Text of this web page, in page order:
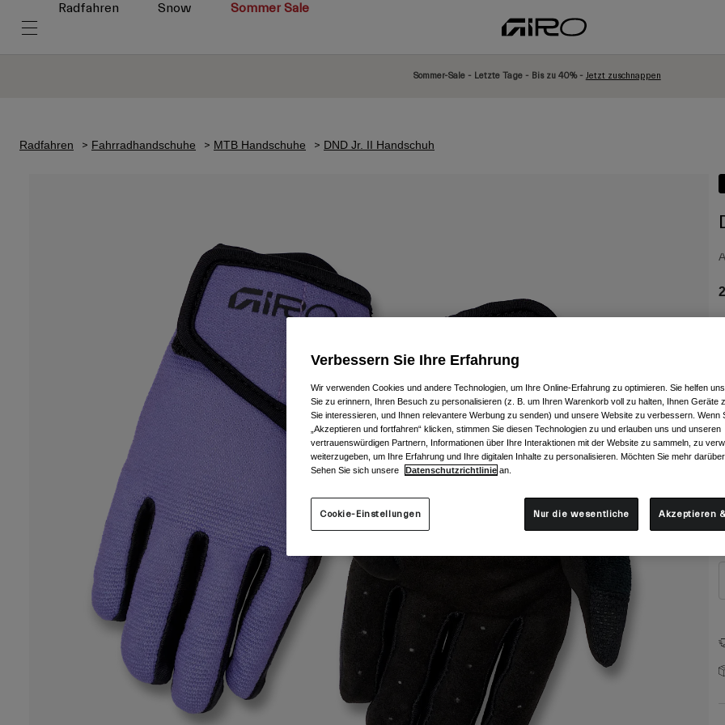
Radfahren Snow Sommer Sale
Sommer-Sale - Letzte Tage - Bis zu 40% - Jetzt zuschnappen
Radfahren Fahrradhandschuhe MTB Handschuhe DND Jr. II Handschuh
Verbessern Sie Ihre Erfahrung
Wir verwenden Cookies und andere Technologien, um Ihre Online-Erfahrung zu optimieren. Sie helfen
Sie zu erinnern, Ihren Besuch zu personalisieren (z. B. um Ihren Warenkorb voll zu halten, Ihnen Geräte
Sie interessieren, und Ihnen relevantere Werbung zu senden) und unsere Website zu verbessern. Wenn
„Akzeptieren und fortfahren“ klicken, stimmen Sie diesen Technologien zu und erlauben uns und unseren
vertrauenswürdigen Partnern, Informationen über Ihre Interaktionen mit der Website zu sammeln, zu
weiterzugeben, um Ihre Erfahrung und Ihre digitalen Inhalte zu personalisieren. Möchten Sie mehr
Sehen Sie sich unsere
Datenschutzrichtlinie an.
Cookie-Einstellungen Nur die wesentliche Akzeptieren